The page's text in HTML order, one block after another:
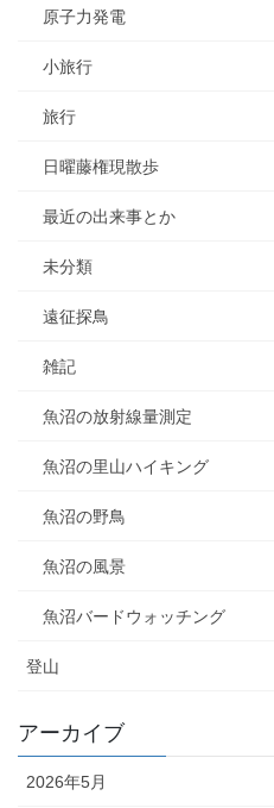
原子力発電
小旅行
旅行
日曜藤権現散歩
最近の出来事とか
未分類
遠征探鳥
雑記
魚沼の放射線量測定
魚沼の里山ハイキング
魚沼の野鳥
魚沼の風景
魚沼バードウォッチング
登山
アーカイブ
2026年5月